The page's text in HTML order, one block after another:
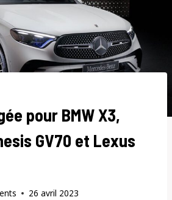
pour BMW X3,
GV70 et Lexus
26 avril 2023